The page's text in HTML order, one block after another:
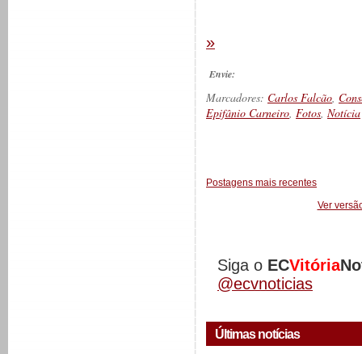
»
Envie:
Marcadores: Carlos Falcão
Epifânio Carneiro Fotos Notícia
Postagens mais recentes
Ver
Siga o ECVitória
@ecvnoticias
Últimas notícias